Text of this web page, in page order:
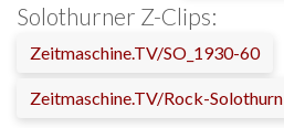
Solothurner Z-Clips:
Zeitmaschine.TV/SO_1930-60
Zeitmaschine.TV/Rock-Solothurn